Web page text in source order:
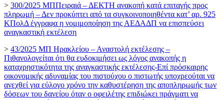
> 300/2025 ΜΠΠειραιά – ΔΕΚΤΗ ανακοπή κατά επιταγής προς
πληρωμή – Δεν προκύπτει από τα συγκοινοποιηθέντα κατ’ αρ. 925
ΚΠολΔ έγγραφα η νομιμοποίηση της ΑΕΔΑΔΠ να επισπεύσει
αναγκαστική εκτέλεση
> 43/2025 ΜΠ Ηρακλείου – Αναστολή εκτέλεσης –
Πιθανολογείται ότι θα ευδοκιμήσει ως λόγος ανακοπής η
καταχρηστικότητα της αναγκαστικής εκτέλεσης-Επί πρόσκαιρης
οικονομικής αδυναμίας του πιστούχου ο πιστωτής υποχρεούται να
ανεχθεί για εύλογο χρόνο την καθυστέρηση της αποπληρωμής των
δόσεων του δανείου όταν ο οφειλέτης επιδιώκει πράγματι να